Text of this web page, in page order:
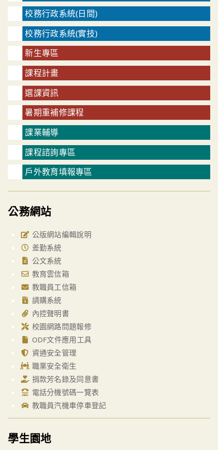
校務行政系統(日間)
校務行政系統(實技)
新生專區
課程計畫
選課資訊
暑期重補修課程
課業輔導
課程諮詢專區
戶外教育填報專區
公務網站
公版網站編輯說明
差勤系統
公文系統
教育雲信箱
教職員工信箱
請購系統
內控聲明書
校園網路問題報修
ODF文件應用工具
資通安全管理
職業安全衛生
捐款芳名錄及同意書
電話分機號碼一覽表
教職員汽機車停車登記
學生園地